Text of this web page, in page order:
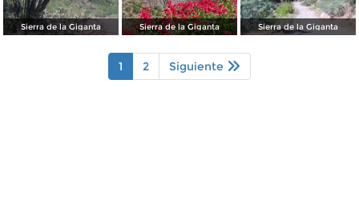
Sierra de la Giganta Sierra de la Giganta Sierra de la Giganta
1 2 Siguiente